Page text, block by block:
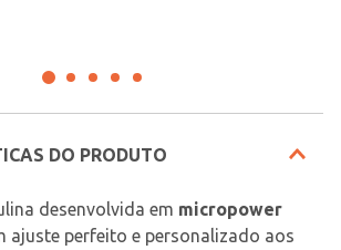
DO PRODUTO
desenvolvida em micropower
ajuste perfeito e personalizado aos